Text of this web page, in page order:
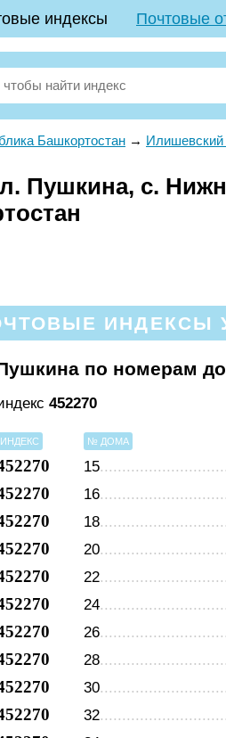
индексы Почтовые
Башкортостан → Илишевский
Пушкина, с.
ИНДЕКСЫ
по номерам
452270
ИНДЕКС № ДОМА
15
16
18
20
22
24
26
28
30
32